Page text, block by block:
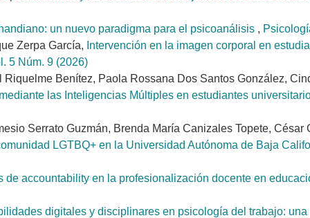
un nuevo paradigma para el psicoanálisis ,
Zerpa García, Intervención en la imagen corporal en
5 Núm. 9 (2026)
Benítez, Paola Rossana Dos Santos González,
las Inteligencias Múltiples en estudiantes
Serrato Guzmán, Brenda María Canizales Topete, César
LGTBQ+ en la Universidad Autónoma de Baja
de accountability en la profesionalización docente en
digitales y disciplinares en psicología del trabajo: